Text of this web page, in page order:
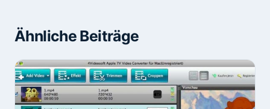
Ähnliche Beiträge